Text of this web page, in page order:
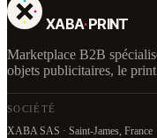
XABA·PRINT
Marketplace B2B
objets publicitaires, le
SOCIÉTÉ
XABA SAS · Saint-James, France